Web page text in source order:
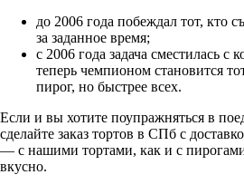
до 2006 года побеждал тот, кто
за заданное время;
с 2006 года задача сместилась с
теперь чемпионом становится
пирог, но быстрее всех.
Если и вы хотите поупражняться в
сделайте заказ тортов в СПб с
— с нашими тортами, как и с
вкусно.